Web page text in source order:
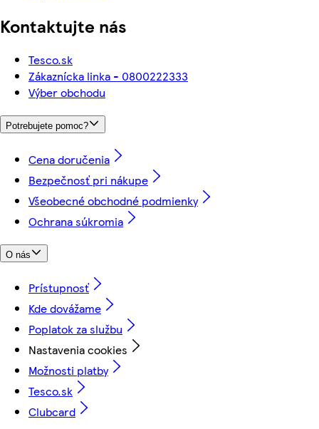
Kontaktujte nás
Tesco.sk
Zákaznícka linka - 0800222333
Výber obchodu
Potrebujete pomoc?
Cena doručenia
Bezpečnosť pri nákupe
Všeobecné obchodné podmienky
Ochrana súkromia
O nás
Prístupnosť
Kde dovážame
Poplatok za službu
Nastavenia cookies
Možnosti platby
Tesco.sk
Clubcard